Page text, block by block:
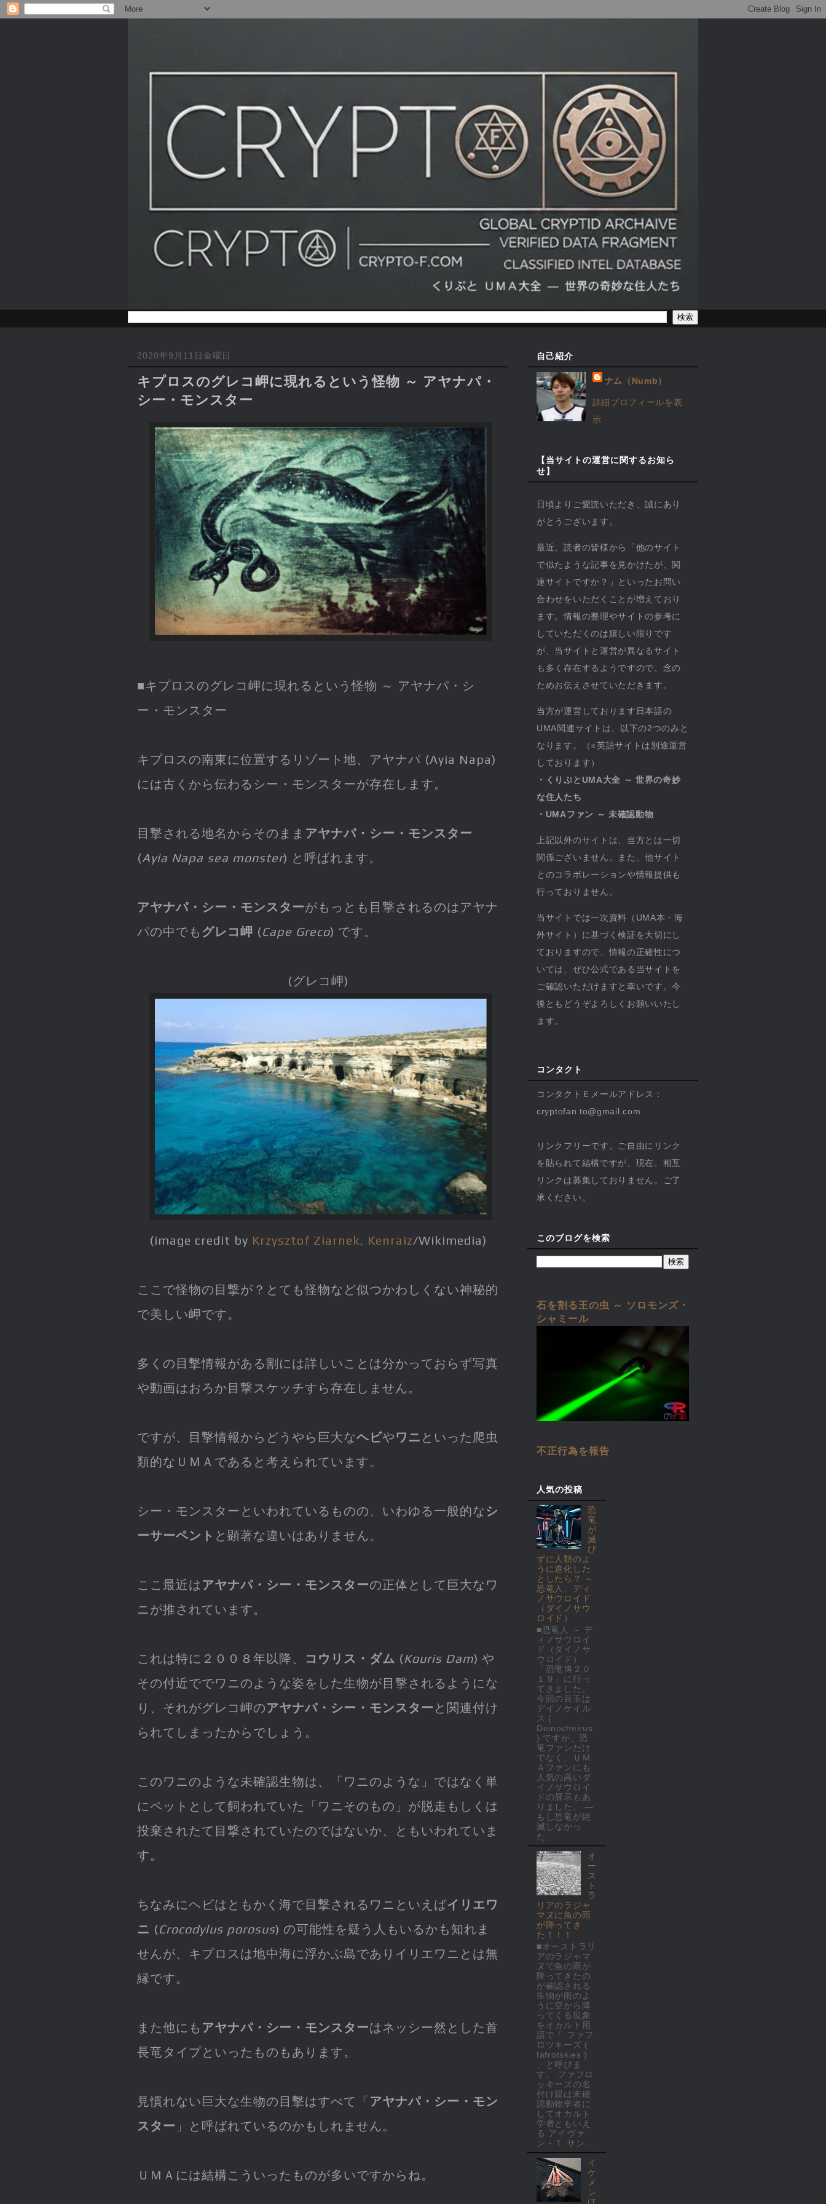
2020年9月11日金曜日
キプロスのグレコ岬に現れるという怪物 ～ アヤナパ・
シー・モンスター
■キプロスのグレコ岬に現れるという怪物 ～ アヤナパ・シ
ー・モンスター
キプロスの南東に位置するリゾート地、アヤナパ (Ayia Napa)
には古くから伝わるシー・モンスターが存在します。
目撃される地名からそのまま アヤナパ・シー・モンスター
(Ayia Napa sea monster) と呼ばれます。
アヤナパ・シー・モンスターがもっとも目撃されるのはアヤナ
パの中でも グレコ岬 (Cape Greco) です。
(グレコ岬)
(image credit by Krzysztof Ziarnek, Kenraiz/Wikimedia)
ここで怪物の目撃が？とても怪物など似つかわしくない神秘的
で美しい岬です。
多くの目撃情報がある割には詳しいことは分かっておらず写真
や動画はおろか目撃スケッチすら存在しません。
ですが、目撃情報からどうやら巨大なヘビやワニ といった爬虫
類的なＵＭＡであると考えられています。
シー・モンスターといわれているものの、いわゆる一般的な シ
ーサーペント と顕著な違いはありません。
ここ最近は アヤナパ・シー・モンスターの正体として巨大なワ
ニが推されています。
これは特に２００８年以降、 コウリス・ダム (Kouris Dam) や
その付近ででワニのような姿をした生物が目撃されるようにな
り、それがグレコ岬のアヤナパ・シー・モンスター と関連付け
られてしまったからでしょう。
このワニのような未確認生物は、「ワニのような」ではなく単
にペットとして飼われていた「ワニそのもの」が脱走もしくは
投棄されたて目撃されていたのではないか、ともいわれていま
す。
ちなみにヘビはともかく海で目撃されるワニといえばイリエワ
ニ (Crocodylus porosus) の可能性を疑う人もいるかも知れま
せんが、キプロスは地中海に浮かぶ島でありイリエワニとは無
縁です。
また他にも アヤナパ・シー・モンスターはネッシー然とした首
長竜タイプといったものもあります。
見慣れない巨大な生物の目撃はすべて「 アヤナパ・シー・モン
スター 」と呼ばれているのかもしれません。
ＵＭＡには結構こういったものが多いですからね。
自己紹介
ナム（Numb）
詳細プロフィールを表
示
【当サイトの運営に関するお知ら
せ】
日頃よりご愛読いただき、誠にあり
がとうございます。
最近、読者の皆様から「他のサイト
で似たような記事を見かけたが、関
連サイトですか？」といったお問い
合わせをいただくことが増えており
ます。情報の整理やサイトの参考に
していただくのは嬉しい限りです
が、当サイトと運営が異なるサイト
も多く存在するようですので、念の
ためお伝えさせていただきます。
当方が運営しております日本語の
UMA関連サイトは、以下の2つのみと
なります。（※英語サイトは別途運営
しております）
・くりぷとUMA大全 ～ 世界の奇妙
な住人たち
・UMAファン ～ 未確認動物
上記以外のサイトは、当方とは一切
関係ございません。また、他サイト
とのコラボレーションや情報提供も
行っておりません。
当サイトでは一次資料（UMA本・海
外サイト）に基づく検証を大切にし
ておりますので、情報の正確性につ
いては、ぜひ公式である当サイトを
ご確認いただけますと幸いです。今
後ともどうぞよろしくお願いいたし
ます。
コンタクト
コンタクトＥメールアドレス：
cryptofan.to@gmail.com
リンクフリーです。ご自由にリンク
を貼られて結構ですが、現在、相互
リンクは募集しておりません。ご了
承ください。
このブログを検索
石を割る王の虫 ～ ソロモンズ・
シャミール
不正行為を報告
人気の投稿
恐
竜
が
滅
び
ずに人類のよ
うに進化した
としたら？ ～
恐竜人、ディ
ノサウロイド
（ダイノサウ
ロイド）
■恐竜人 ～ デ
ィノサウロイ
ド（ダイノサ
ウロイド）
「恐竜博２０
１９」に行っ
てきました。
今回の目玉は
デイノケイル
ス (
Deinocheirus
) ですが、恐
竜ファンだけ
でなく、ＵＭ
Ａファンにも
人気の高いダ
イノサウロイ
ドの展示もあ
りました。 ―
もし恐竜が絶
滅しなかっ
た...
オ
ー
ス
ト
ラ
リアのラジャ
マヌに魚の雨
が降ってき
た！！！
■オーストラリ
アのラジャマ
ヌで魚の雨が
降ってきたの
が確認される
生物が雨のよ
うに空から降
ってくる現象
をオカルト用
語で「 ファフ
ロツキーズ (
fafrotskies )
」と呼びま
す。 ファフロ
ッキーズの名
付け親は未確
認動物学者に
してオカルト
学者ともいえ
る アイヴァ
ン・Ｔ.サン...
イ
ケ
メ
ン
ほ